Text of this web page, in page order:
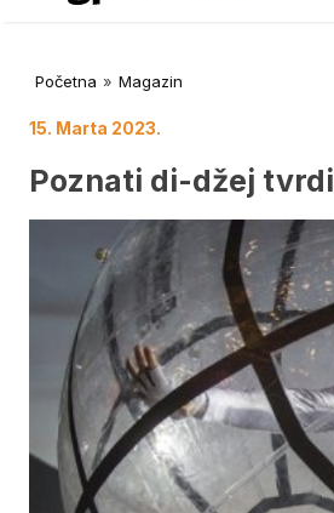
Početna » Magazin
15. Marta 2023.
Poznati di-džej